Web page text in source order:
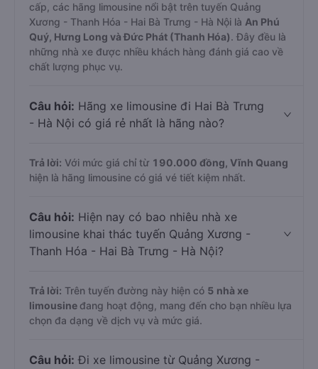
cấp, các hãng limousine nổi bật trên tuyến Quảng
Xương - Thanh Hóa - Hai Bà Trưng - Hà Nội là An Phú
Quý, Hưng Long và Đức Phát (Thanh Hóa). Đây đều là
những nhà xe được nhiều khách hàng đánh giá cao về
chất lượng phục vụ.
Câu hỏi: Hãng xe limousine đi Hai Bà Trưng
- Hà Nội có giá rẻ nhất là hãng nào?
Trả lời: Với mức giá chỉ từ 190.000 đồng, Vĩnh Quang
hiện là hãng limousine có giá vé tiết kiệm nhất.
Câu hỏi: Hiện nay có bao nhiêu nhà xe
limousine khai thác tuyến Quảng Xương -
Thanh Hóa - Hai Bà Trưng - Hà Nội?
Trả lời: Trên tuyến đường này hiện có 5 nhà xe
limousine đang hoạt động, mang đến cho bạn nhiều lựa
chọn đa dạng về dịch vụ và mức giá.
Câu hỏi: Đi xe limousine từ Quảng Xương -